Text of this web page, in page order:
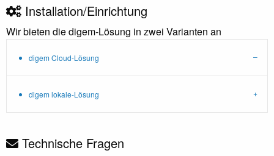
Installation/Einrichtung
Wir bieten die digem-Lösung in zwei Varianten an
digem Cloud-Lösung
digem lokale-Lösung
Technische Fragen